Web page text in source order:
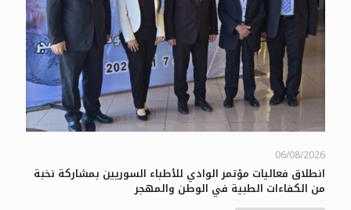
06/08/2026
انطلاق فعاليات مؤتمر الوادي للأطباء السوريين بمشاركة نخبة
من الكفاءات الطبية في الوطن والمهجر